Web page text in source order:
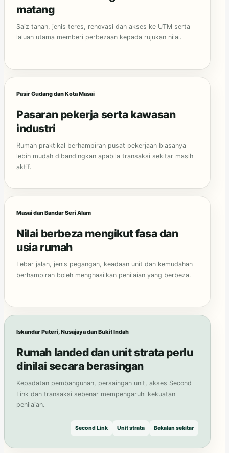
matang
Saiz tanah, jenis teres, renovasi dan akses ke UTM serta
laluan utama memberi perbezaan kepada rujukan nilai.
Pasir Gudang dan Kota Masai
Pasaran pekerja serta kawasan
industri
Rumah praktikal berhampiran pusat pekerjaan biasanya
lebih mudah dibandingkan apabila transaksi sekitar masih
aktif.
Masai dan Bandar Seri Alam
Nilai berbeza mengikut fasa dan
usia rumah
Lebar jalan, jenis pegangan, keadaan unit dan kemudahan
berhampiran boleh menghasilkan penilaian yang berbeza.
Iskandar Puteri, Nusajaya dan Bukit Indah
Rumah landed dan unit strata perlu
dinilai secara berasingan
Kepadatan pembangunan, persaingan unit, akses Second
Link dan transaksi sebenar mempengaruhi kekuatan
penilaian.
Second Link Unit strata Bekalan sekitar